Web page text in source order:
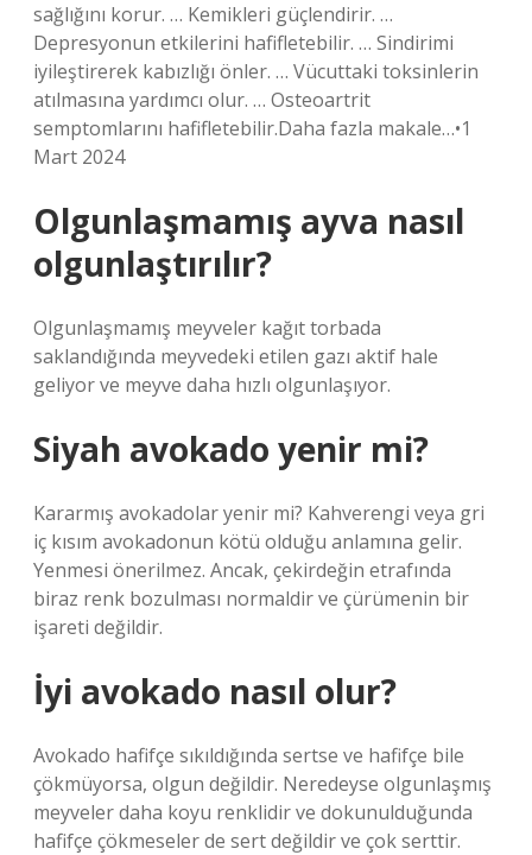
sağlığını korur. … Kemikleri güçlendirir. …
Depresyonun etkilerini hafifletebilir. … Sindirimi
iyileştirerek kabızlığı önler. … Vücuttaki toksinlerin
atılmasına yardımcı olur. … Osteoartrit
semptomlarını hafifletebilir.Daha fazla makale…•1
Mart 2024
Olgunlaşmamış ayva nasıl
olgunlaştırılır?
Olgunlaşmamış meyveler kağıt torbada
saklandığında meyvedeki etilen gazı aktif hale
geliyor ve meyve daha hızlı olgunlaşıyor.
Siyah avokado yenir mi?
Kararmış avokadolar yenir mi? Kahverengi veya gri
iç kısım avokadonun kötü olduğu anlamına gelir.
Yenmesi önerilmez. Ancak, çekirdeğin etrafında
biraz renk bozulması normaldir ve çürümenin bir
işareti değildir.
İyi avokado nasıl olur?
Avokado hafifçe sıkıldığında sertse ve hafifçe bile
çökmüyorsa, olgun değildir. Neredeyse olgunlaşmış
meyveler daha koyu renklidir ve dokunulduğunda
hafifçe çökmeseler de sert değildir ve çok serttir.